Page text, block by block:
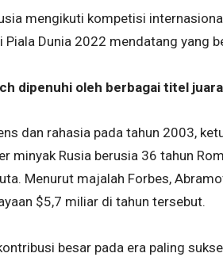
mengikuti kompetisi
Dunia 2022 mendatang yang
dipenuhi oleh berbagai titel juara
dan rahasia pada tahun 2003,
minyak Rusia berusia 36 tahun
Menurut majalah Forbes,
$5,7 miliar di tahun tersebut.
besar pada era paling